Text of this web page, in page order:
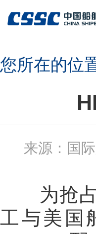
您所在的位
来源：
为抢占
工与美国